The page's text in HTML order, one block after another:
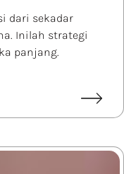
dari sekadar
Inilah strategi
panjang.